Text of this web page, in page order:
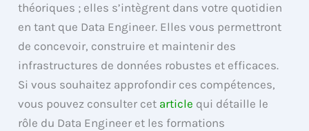
théoriques ; elles s’intègrent dans votre quotidien
en tant que Data Engineer. Elles vous permettront
de concevoir, construire et maintenir des
infrastructures de données robustes et efficaces.
Si vous souhaitez approfondir ces compétences,
vous pouvez consulter cet article qui détaille le
rôle du Data Engineer et les formations